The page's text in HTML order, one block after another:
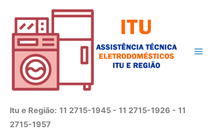
conteúdo
Itu e Região: 11 2715-1945 - 11 2715-1926 - 11
2715-1957